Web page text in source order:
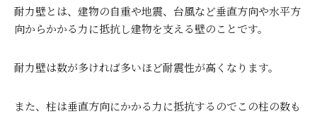
耐力壁とは、建物の自重や地震、台風など垂直方向や水平方
向からかかる力に抵抗し建物を支える壁のことです。
耐力壁は数が多ければ多いほど耐震性が高くなります。
また、柱は垂直方向にかかる力に抵抗するのでこの柱の数も